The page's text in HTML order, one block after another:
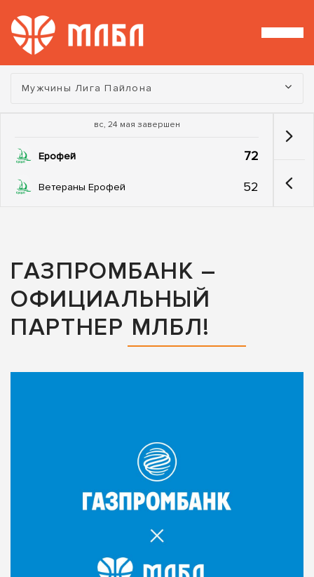
Турнир:
Мужчины Лига Пайлона
вс, 24 мая завершен
Ерофей 72
Ветераны Ерофей 52
ГАЗПРОМБАНК –
ОФИЦИАЛЬНЫЙ
ПАРТНЕР МЛБЛ!